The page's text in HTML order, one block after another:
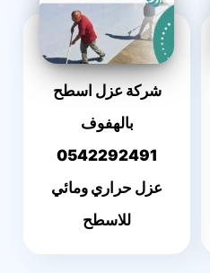
شركة عزل اسطح
بالهفوف
0542292491
عزل حراري ومائي
للاسطح